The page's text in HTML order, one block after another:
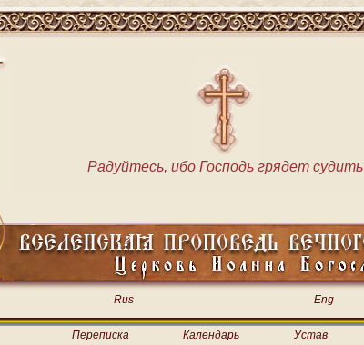
Радуйтесь, ибо Господь грядет судить
Rus Eng
Переписка Календарь Устав